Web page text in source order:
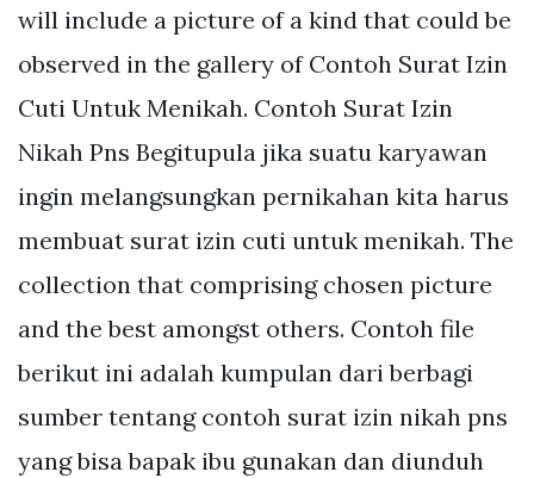
will include a picture of a kind that could be
observed in the gallery of Contoh Surat Izin
Cuti Untuk Menikah. Contoh Surat Izin
Nikah Pns Begitupula jika suatu karyawan
ingin melangsungkan pernikahan kita harus
membuat surat izin cuti untuk menikah. The
collection that comprising chosen picture
and the best amongst others. Contoh file
berikut ini adalah kumpulan dari berbagi
sumber tentang contoh surat izin nikah pns
yang bisa bapak ibu gunakan dan diunduh